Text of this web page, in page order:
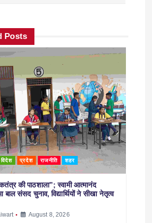
Posts
प्रदेश राजनीति शहर
की पाठशाला”; स्वामी आत्मानंद
बाल संसद चुनाव, विद्यार्थियों ने सीखा नेतृत्व
August 8, 2026